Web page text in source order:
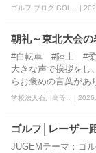
ゴルフ ブログ GOL... |
朝礼～東北大会の
#自転車 #陸上 #
大きな声で挨拶をし
らお褒めの言葉があ
学校法人石川高等... |
ゴルフ│レーザー
JUGEMテーマ：ゴ